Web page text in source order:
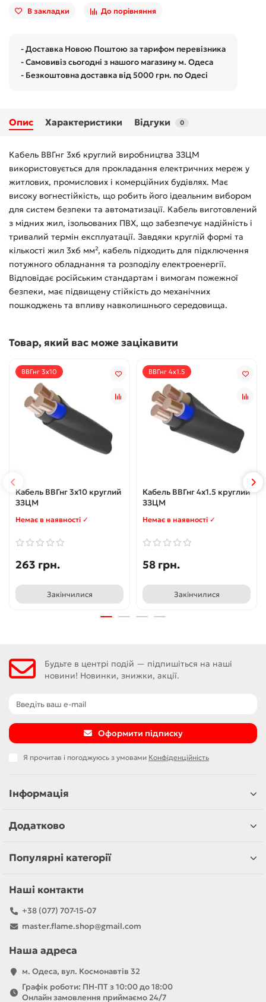
В закладки До порівняння
- Доставка Новою Поштою за тарифом перевізника
- Самовивіз сьогодні з нашого магазину м. Одеса
- Безкоштовна доставка від 5000 грн. по Одесі
Опис Характеристики Відгуки 0
Кабель ВВГнг 3x6 круглий виробництва ЗЗЦМ
використовується для прокладання електричних мереж у
житлових, промислових і комерційних будівлях. Має
високу вогнестійкість, що робить його ідеальним вибором
для систем безпеки та автоматизації. Кабель виготовлений
з мідних жил, ізольованих ПВХ, що забезпечує надійність і
тривалий термін експлуатації. Завдяки круглій формі та
кількості жил 3х6 мм², кабель підходить для підключення
потужного обладнання та розподілу електроенергії.
Відповідає російським стандартам і вимогам пожежної
безпеки, має підвищену стійкість до механічних
пошкоджень та впливу навколишнього середовища.
Товар, який вас може зацікавити
ВВГнг 3x10
Кабель ВВГнг 3x10 круглий
ЗЗЦМ
Немає в наявності ✓
263 грн.
Закінчилися
ВВГнг 4x1.5
Кабель ВВГнг 4x1.5 круглий
ЗЗЦМ
Немає в наявності ✓
58 грн.
Закінчилися
Будьте в центрі подій — підпишіться на наші
новини! Новинки, знижки, акції.
Оформити підписку
Я прочитав і погоджуюсь з умовами Конфіденційність
Інформація
Додатково
Популярні категорії
Наші контакти
+38 (077) 707-15-07
master.flame.shop@gmail.com
Наша адреса
м. Одеса, вул. Космонавтів 32
Графік роботи: ПН-ПТ з 10:00 до 18:00
Онлайн замовлення приймаємо 24/7